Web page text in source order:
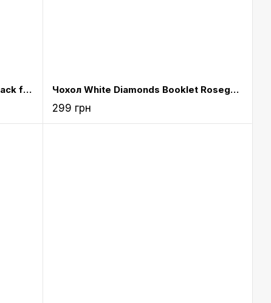
Чохол White Diamonds Booklet Black for iPad Air (1161TRI6) Чохол White Diamonds Booklet Rosegold for iPad Air (1161TRI56)
299 грн